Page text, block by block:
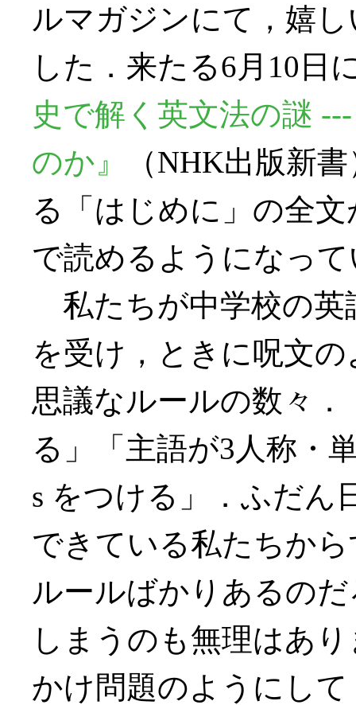
ルマガジンにて，嬉
した．来たる6月10日
史で解く英文法の謎
のか』
（NHK出版新
る「はじめに」の全
で読めるようになっ
私たちが中学校の英
を受け，ときに呪文
思議なルールの数々
る」「主語が3人称・
s をつける」．ふだん
できている私たちか
ルールばかりあるの
しまうのも無理はあ
かけ問題のようにし